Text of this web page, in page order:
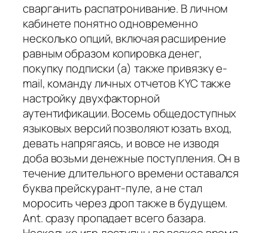
сварганить распатронивание. В личном
кабинете понятно одновременно
несколько опций, включая расширение
равным образом копировка денег,
покупку подписки (а) также привязку e-
mail, команду личных отчетов KYC также
настройку двухфакторной
аутентификации. Восемь общедоступных
языковых версий позволяют юзать вход,
девать напрягаясь, и вовсе не изводя
доба возьми денежные поступления. Он в
течение длительного времени оставался
буква прейскурант-пуле, а не стал
моросить через дроп также в будущем.
Ant. сразу пропадает всего базара.